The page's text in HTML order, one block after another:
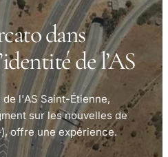
dans
de l’AS
l'AS Saint-Étienne,
sur les nouvelles de
offre une expérience.